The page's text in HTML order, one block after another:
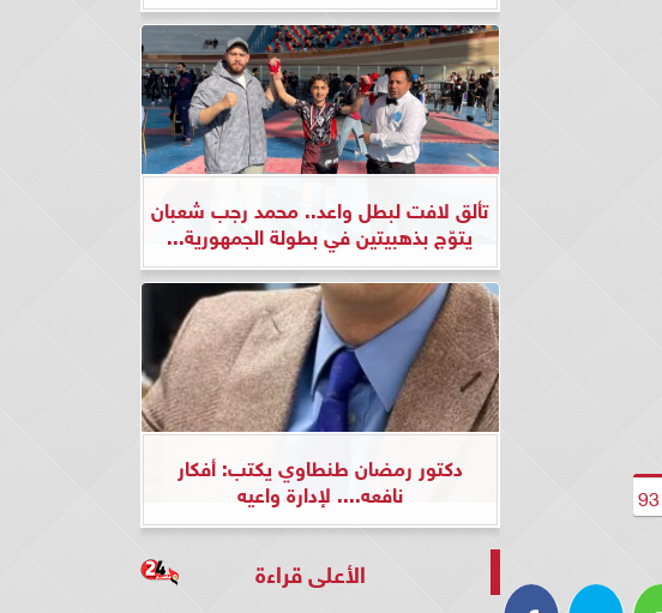
تألق لافت لبطل واعد.. محمد رجب شعبان
يتوّج بذهبيتين في بطولة الجمهورية...
دكتور رمضان طنطاوي يكتب: أفكار
نافعه.... لإدارة واعيه
الأعلى قراءة